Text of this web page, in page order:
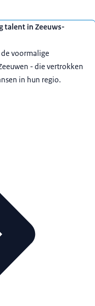
talent in Zeeuws-
voormalige
- die vertrokken
in hun regio.